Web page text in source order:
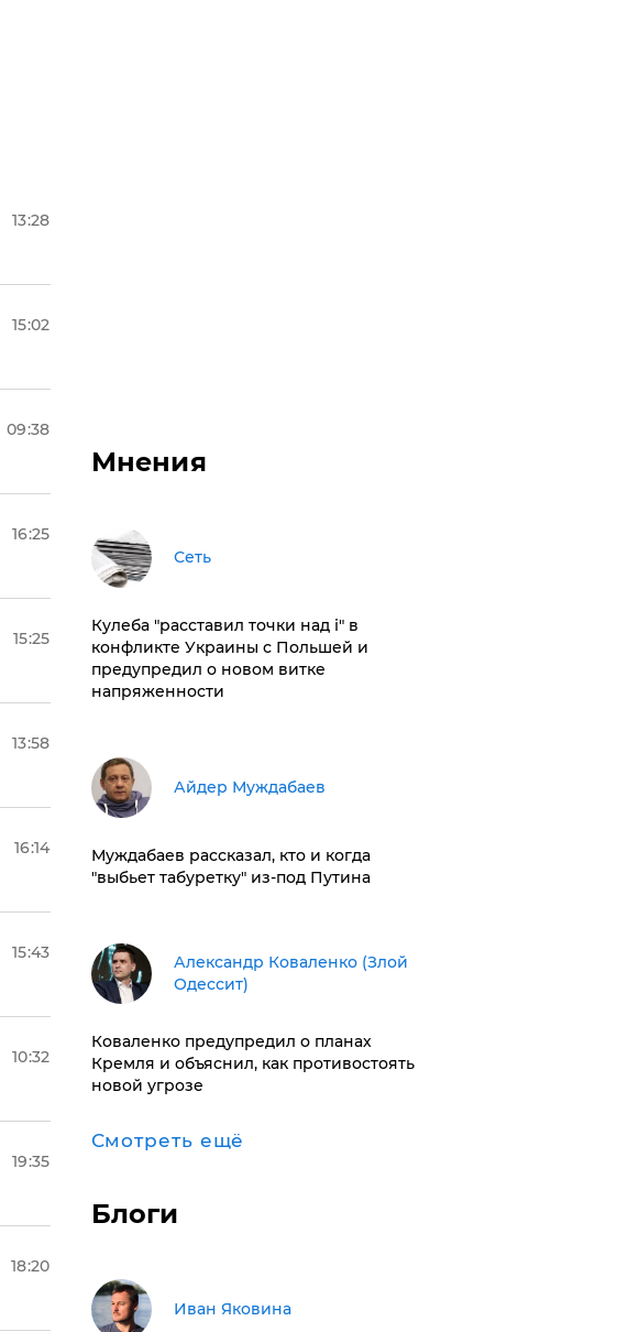
13:28
15:02
09:38
16:25
15:25
13:58
16:14
15:43
10:32
19:35
18:20
Мнения
Сеть
Кулеба "расставил точки над і" в
конфликте Украины с Польшей и
предупредил о новом витке
напряженности
Айдер Муждабаев
Муждабаев рассказал, кто и когда
"выбьет табуретку" из-под Путина
Александр Коваленко (Злой
Одессит)
Коваленко предупредил о планах
Кремля и объяснил, как противостоять
новой угрозе
Смотреть ещё
Блоги
Иван Яковина